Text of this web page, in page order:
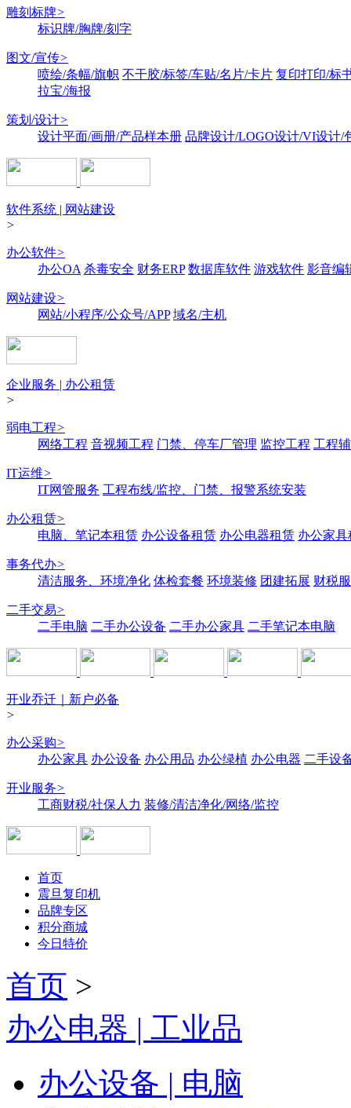
雕刻标牌>
标识牌/胸牌/刻字
图文/宣传>
喷绘/条幅/旗帜 不干胶/标签/车贴/名片/卡片 复印打印/标
拉宝/海报
策划/设计>
设计平面/画册/产品样本册 品牌设计/LOGO设计/VI设计/
软件系统 | 网站建设
>
办公软件>
办公OA 杀毒安全 财务ERP 数据库软件 游戏软件 影音编
网站建设>
网站/小程序/公众号/APP 域名/主机
企业服务 | 办公租赁
>
弱电工程>
网络工程 音视频工程 门禁、停车厂管理 监控工程 工程
IT运维>
IT网管服务 工程布线/监控、门禁、报警系统安装
办公租赁>
电脑、笔记本租赁 办公设备租赁 办公电器租赁 办公家具
事务代办>
清洁服务、环境净化 体检套餐 环境装修 团建拓展 财税
二手交易>
二手电脑 二手办公设备 二手办公家具 二手笔记本电脑
开业乔迁｜新户必备
>
办公采购>
办公家具 办公设备 办公用品 办公绿植 办公电器 二手设
开业服务>
工商财税/社保人力 装修/清洁净化/网络/监控
首页
震旦复印机
品牌专区
积分商城
今日特价
首页 >
办公电器 | 工业品
办公设备 | 电脑